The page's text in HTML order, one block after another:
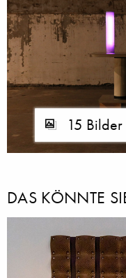
15 Bilder
DAS KÖNNTE